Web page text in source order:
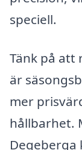
speciell.
Tänk på att
är
mer
hållbarhet.
Degeberga